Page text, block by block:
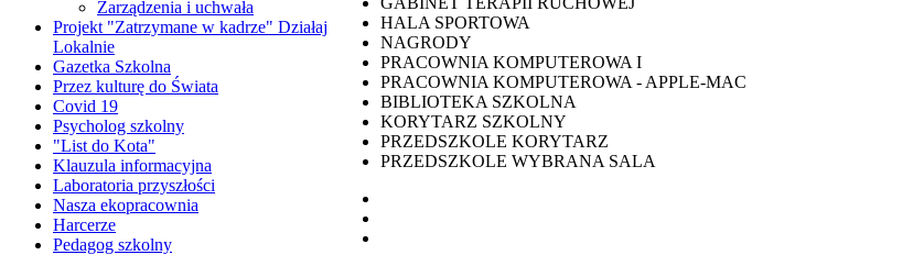
HALA SPORTOWA
NAGRODY
PRACOWNIA KOMPUTEROWA I
PRACOWNIA KOMPUTEROWA - APPLE-MAC
BIBLIOTEKA SZKOLNA
KORYTARZ SZKOLNY
PRZEDSZKOLE KORYTARZ
PRZEDSZKOLE WYBRANA SALA
Zarządzenia i uchwała
Projekt "Zatrzymane w kadrze" Działaj
Lokalnie
Gazetka Szkolna
Przez kulturę do Świata
Covid 19
Psycholog szkolny
"List do Kota"
Klauzula informacyjna
Laboratoria przyszłości
Nasza ekopracownia
Harcerze
Pedagog szkolny